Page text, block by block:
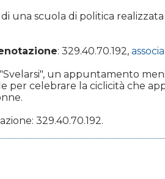
una scuola di politica
: 329.40.70.192,
un appuntamento
per celebrare la ciclicità che
329.40.70.192.